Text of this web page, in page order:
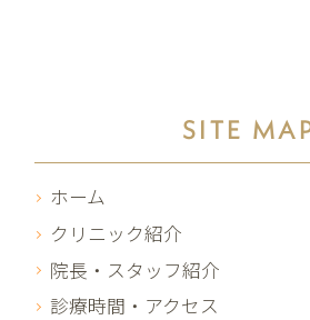
SITE
ホーム
クリニック紹介
院長・スタッフ紹介
診療時間・アクセス